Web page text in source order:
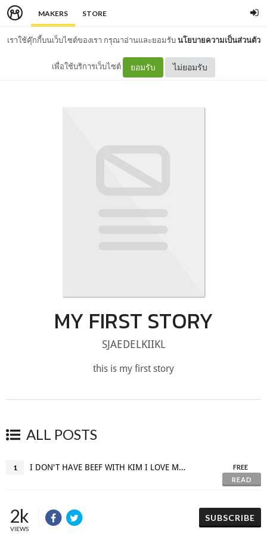
MAKERS STORE
เราใช้คุ๊กกี้บนเว็บไซต์ของเรา กรุณาอ่านและยอมรับนโยบายความเป็นส่วนตัว
เพื่อใช้บริการเว็บไซต์ ยอมรับ ไม่ยอมรับ
MY FIRST STORY
SJAEDELKIIKL
this is my first story
ALL POSTS
1 I DON'T HAVE BEEF WITH KIM I LOVE MY FAMILY
FREE
READ
2k
VIEWS
SUBSCRIBE